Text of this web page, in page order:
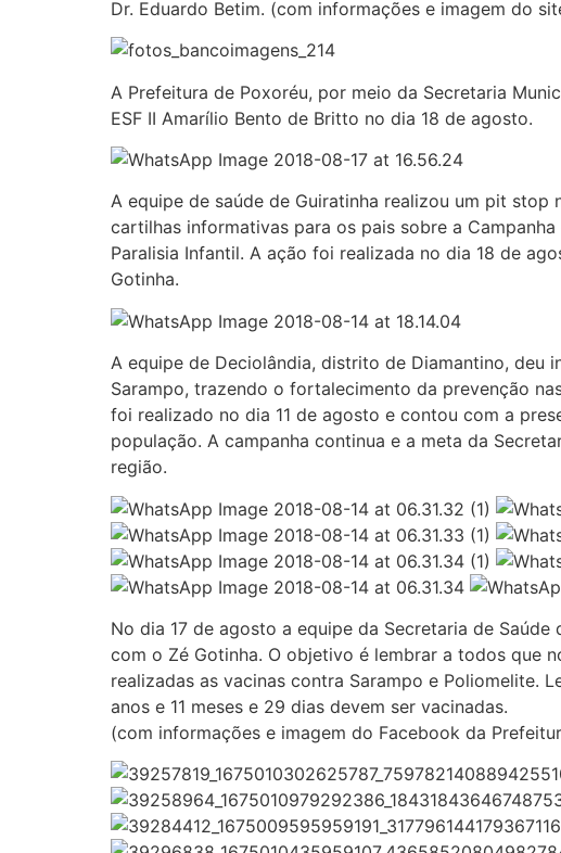
Dr. Eduardo Betim. (com informações e imagem do
A Prefeitura de Poxoréu, por meio da Secretaria
ESF II Amarílio Bento de Britto no dia 18 de agosto.
A equipe de saúde de Guiratinha realizou um pit stop
cartilhas informativas para os pais sobre a
Paralisia Infantil. A ação foi realizada no dia 18 de
Gotinha.
A equipe de Deciolândia, distrito de Diamantino, deu
Sarampo, trazendo o fortalecimento da prevenção
foi realizado no dia 11 de agosto e contou com a
população. A campanha continua e a meta da
região.
No dia 17 de agosto a equipe da Secretaria de
com o Zé Gotinha. O objetivo é lembrar a todos que
realizadas as vacinas contra Sarampo e Poliomelite.
anos e 11 meses e 29 dias devem ser vacinadas.
(com informações e imagem do Facebook da